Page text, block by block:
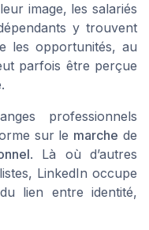
image, les salariés
y trouvent
les opportunités, au
parfois être perçue
professionnels
sur le marche de
. Là où d’autres
LinkedIn occupe
lien entre identité,